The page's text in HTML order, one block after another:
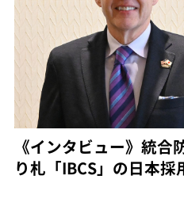
《インタビュー》統
り札「IBCS」の日本採